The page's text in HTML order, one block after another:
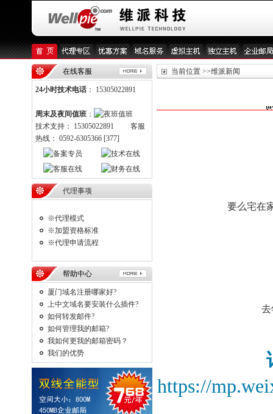
在线客服
24小时技术电话： 15305022891
周末及夜间值班：
技术支持： 15305022891 客服
热线： 0592-6305366 [377]
代理事项
※代理模式
※加盟资格标准
※代理申请流程
帮助中心
厦门域名注册哪家好?
上中文域名要安装什么插件?
如何转发邮件?
如何管理我的邮箱?
我如何更我的邮箱密码？
我们的优势
当前位置 >>维派新闻
要么宅在
去
https://